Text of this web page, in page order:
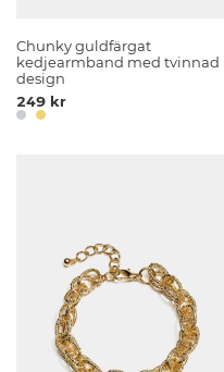
Chunky guldfärgat
kedjearmband med tvinnad
design
249 kr